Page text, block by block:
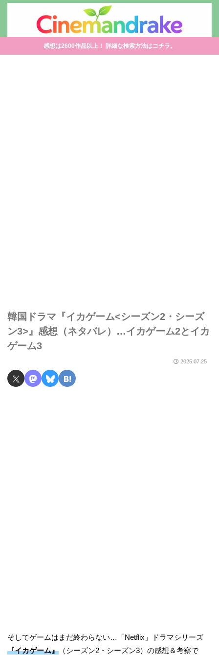
感想は2600作品以上！ 詳細な検索方法はコチラ。
韓国ドラマ『イカゲーム<シーズン2・シーズ
ン3>』感想（ネタバレ）…イカゲーム2とイカ
ゲーム3
2025.07.25
そしてゲームはまだ終わらない…「Netflix」ドラマシリーズ
『イカゲーム』 （シーズン2・シーズン3）の感想＆考察で